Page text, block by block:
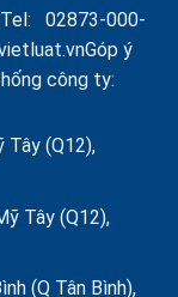
Tel: 02873-000-
Góp ý
công ty:
Tây (Q12),
Tây (Q12),
(Q Tân Bình),